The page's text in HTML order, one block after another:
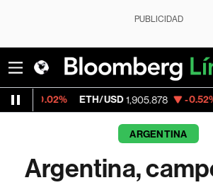
PUBLICIDAD
ETH/USD 1,905.878 -0.52% Visa
ARGENTINA
Argentina,